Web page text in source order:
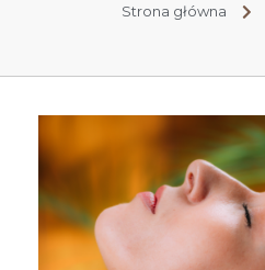
Strona główna